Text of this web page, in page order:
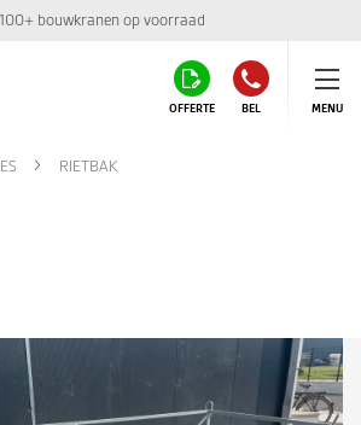
100+ bouwkranen op voorraad
OFFERTE BEL MENU
RIETBAK